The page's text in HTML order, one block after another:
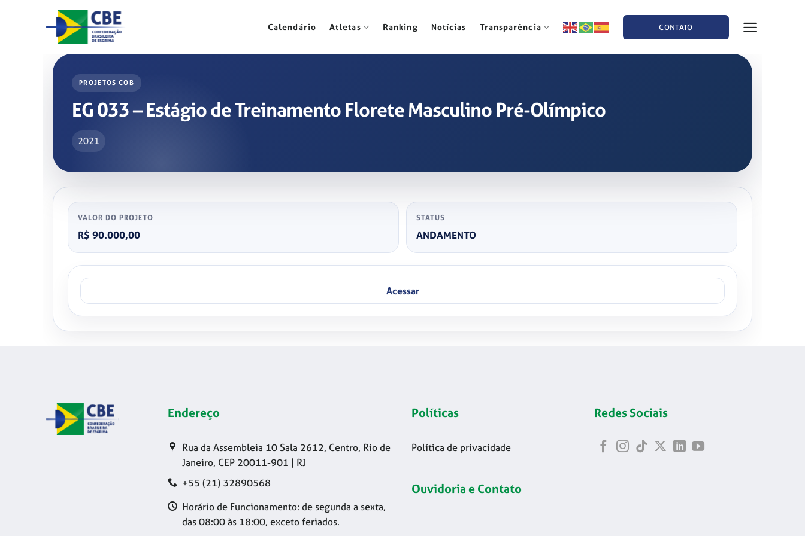
Calendário Atletas Ranking Notícias Transparência CONTATO
PROJETOS COB
EG 033 – Estágio de Treinamento Florete Masculino Pré-Olímpico
2021
VALOR DO PROJETO
R$ 90.000,00
STATUS
ANDAMENTO
Acessar
Endereço
Rua da Assembleia 10 Sala 2612, Centro, Rio de
Janeiro, CEP 20011-901 | RJ
+55 (21) 32890568
Horário de Funcionamento: de segunda a sexta,
das 08:00 às 18:00, exceto feriados.
Políticas
Política de privacidade
Ouvidoria e Contato
Redes Sociais